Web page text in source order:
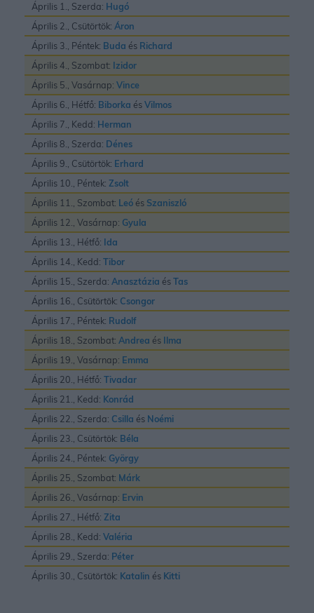
Április 1., Szerda: Hugó
Április 2., Csütörtök: Áron
Április 3., Péntek: Buda és Richard
Április 4., Szombat: Izidor
Április 5., Vasárnap: Vince
Április 6., Hétfő: Biborka ésVilmos
Április 7., Kedd: Herman
Április 8., Szerda: Dénes
Április 9., Csütörtök: Erhard
Április 10., Péntek: Zsolt
Április 11., Szombat: Leó és Szaniszló
Április 12., Vasárnap: Gyula
Április 13., Hétfő: Ida
Április 14., Kedd: Tibor
Április 15., Szerda: Anasztázia ésTas
Április 16., Csütörtök: Csongor
Április 17., Péntek: Rudolf
Április 18., Szombat: Andrea és Ilma
Április 19., Vasárnap: Emma
Április 20., Hétfő: Tivadar
Április 21., Kedd: Konrád
Április 22., Szerda: Csilla és Noémi
Április 23., Csütörtök: Béla
Április 24., Péntek: György
Április 25., Szombat: Márk
Április 26., Vasárnap: Ervin
Április 27., Hétfő: Zita
Április 28., Kedd: Valéria
Április 29., Szerda: Péter
Április 30., Csütörtök: Katalin és Kitti